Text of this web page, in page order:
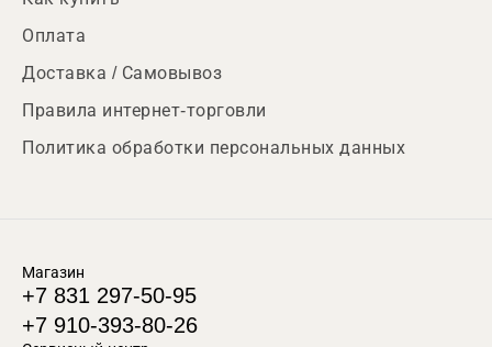
Оплата
Доставка / Самовывоз
Правила интернет-торговли
Политика обработки персональных данных
Магазин
+7 831 297-50-95
+7 910-393-80-26